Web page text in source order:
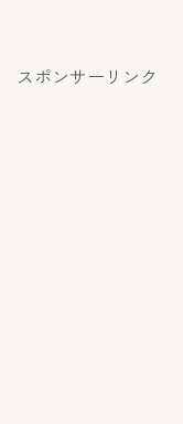
スポンサーリンク